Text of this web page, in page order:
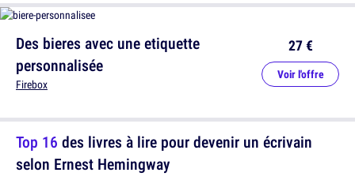
Des bieres avec une etiquette
personnalisée
Firebox
27 €
Voir l'offre
Top 16 des livres à lire pour devenir un écrivain
selon Ernest Hemingway